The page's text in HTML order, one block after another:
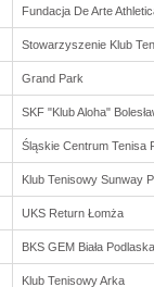
Fundacja De Arte
Stowarzyszenie Klub
Grand Park
SKF "Klub Aloha"
Śląskie Centrum Tenisa
Klub Tenisowy Sunway
UKS Return Łomża
BKS GEM Biała Podlaska
Klub Tenisowy Arka